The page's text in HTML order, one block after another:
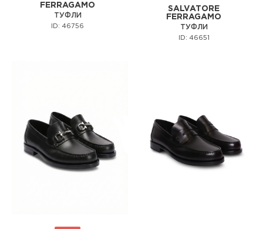
FERRAGAMO
ТУФЛИ
ID: 46756
SALVATORE
FERRAGAMO
ТУФЛИ
ID: 46651